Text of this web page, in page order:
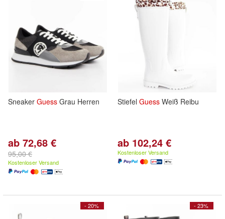
Sneaker Guess Grau Herren
ab 72,68 €
95,00 €
Kostenloser Versand
Stiefel Guess Weiß Reibu
ab 102,24 €
Kostenloser Versand
- 20% - 23%